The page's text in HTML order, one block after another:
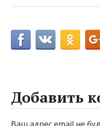
Добавить